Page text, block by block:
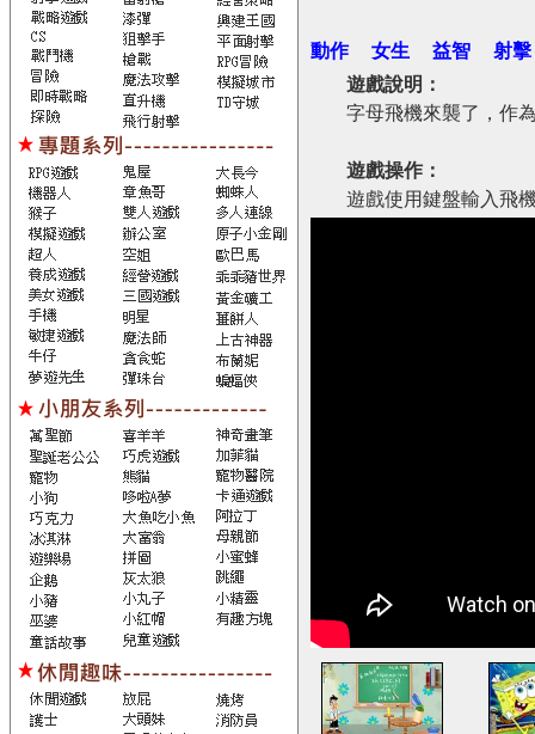
動作 女生 益智
射擊
遊戲說明：
字母飛機來襲了，作
遊戲操作：
遊戲使用鍵盤輸入飛